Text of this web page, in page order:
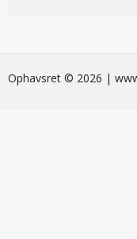
Ophavsret © 2026 |